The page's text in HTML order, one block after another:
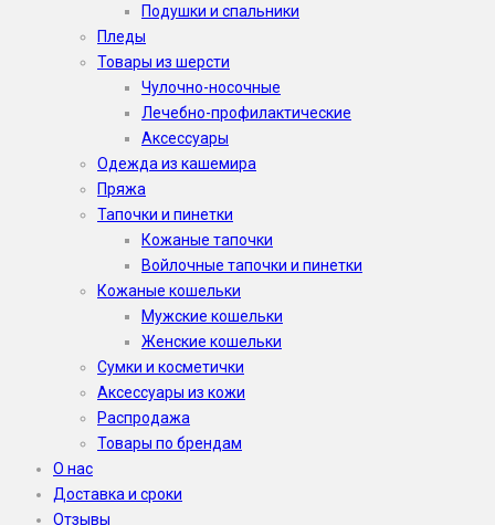
Подушки и спальники
Пледы
Товары из шерсти
Чулочно-носочные
Лечебно-профилактические
Аксессуары
Одежда из кашемира
Пряжа
Тапочки и пинетки
Кожаные тапочки
Войлочные тапочки и пинетки
Кожаные кошельки
Мужские кошельки
Женские кошельки
Сумки и косметички
Аксессуары из кожи
Распродажа
Товары по брендам
О нас
Доставка и сроки
Отзывы